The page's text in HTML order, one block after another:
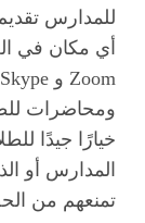
للمدارس
أي مكان في
ومحاضرات
خيارًا جيدًا
المدارس أو
تمنعهم من